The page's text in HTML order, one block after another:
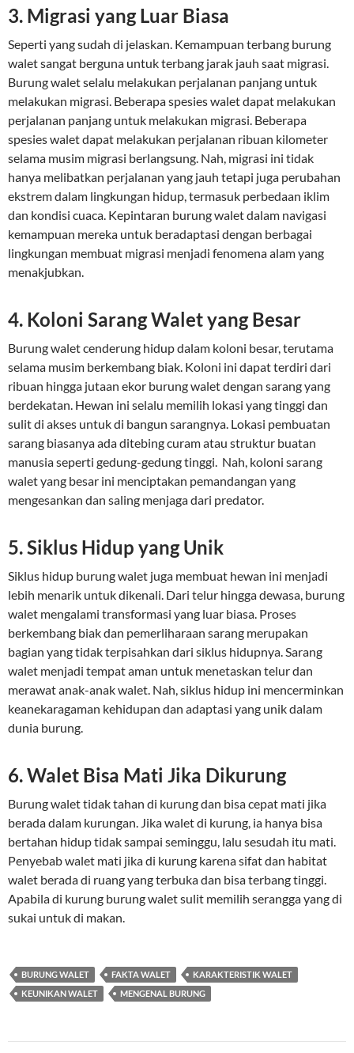
3. Migrasi yang Luar Biasa
Seperti yang sudah di jelaskan. Kemampuan terbang burung
walet sangat berguna untuk terbang jarak jauh saat migrasi.
Burung walet selalu melakukan perjalanan panjang untuk
melakukan migrasi. Beberapa spesies walet dapat melakukan
perjalanan panjang untuk melakukan migrasi. Beberapa
spesies walet dapat melakukan perjalanan ribuan kilometer
selama musim migrasi berlangsung. Nah, migrasi ini tidak
hanya melibatkan perjalanan yang jauh tetapi juga perubahan
ekstrem dalam lingkungan hidup, termasuk perbedaan iklim
dan kondisi cuaca. Kepintaran burung walet dalam navigasi
kemampuan mereka untuk beradaptasi dengan berbagai
lingkungan membuat migrasi menjadi fenomena alam yang
menakjubkan.
4. Koloni Sarang Walet yang Besar
Burung walet cenderung hidup dalam koloni besar, terutama
selama musim berkembang biak. Koloni ini dapat terdiri dari
ribuan hingga jutaan ekor burung walet dengan sarang yang
berdekatan. Hewan ini selalu memilih lokasi yang tinggi dan
sulit di akses untuk di bangun sarangnya. Lokasi pembuatan
sarang biasanya ada ditebing curam atau struktur buatan
manusia seperti gedung-gedung tinggi. Nah, koloni sarang
walet yang besar ini menciptakan pemandangan yang
mengesankan dan saling menjaga dari predator.
5. Siklus Hidup yang Unik
Siklus hidup burung walet juga membuat hewan ini menjadi
lebih menarik untuk dikenali. Dari telur hingga dewasa, burung
walet mengalami transformasi yang luar biasa. Proses
berkembang biak dan pemerliharaan sarang merupakan
bagian yang tidak terpisahkan dari siklus hidupnya. Sarang
walet menjadi tempat aman untuk menetaskan telur dan
merawat anak-anak walet. Nah, siklus hidup ini mencerminkan
keanekaragaman kehidupan dan adaptasi yang unik dalam
dunia burung.
6. Walet Bisa Mati Jika Dikurung
Burung walet tidak tahan di kurung dan bisa cepat mati jika
berada dalam kurungan. Jika walet di kurung, ia hanya bisa
bertahan hidup tidak sampai seminggu, lalu sesudah itu mati.
Penyebab walet mati jika di kurung karena sifat dan habitat
walet berada di ruang yang terbuka dan bisa terbang tinggi.
Apabila di kurung burung walet sulit memilih serangga yang di
sukai untuk di makan.
BURUNG WALET FAKTA WALET
KARAKTERISTIK WALET
KEUNIKAN WALET
MENGENAL BURUNG